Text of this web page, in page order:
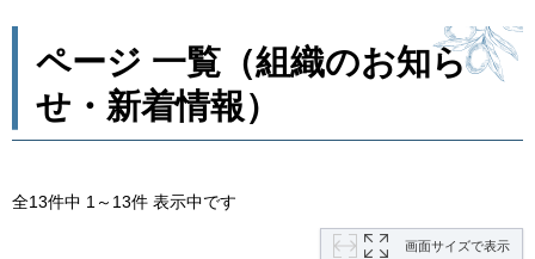
ページ 一覧（組織のお知ら
せ・新着情報）
全13件中 1～13件 表示中です
画面サイズで表示